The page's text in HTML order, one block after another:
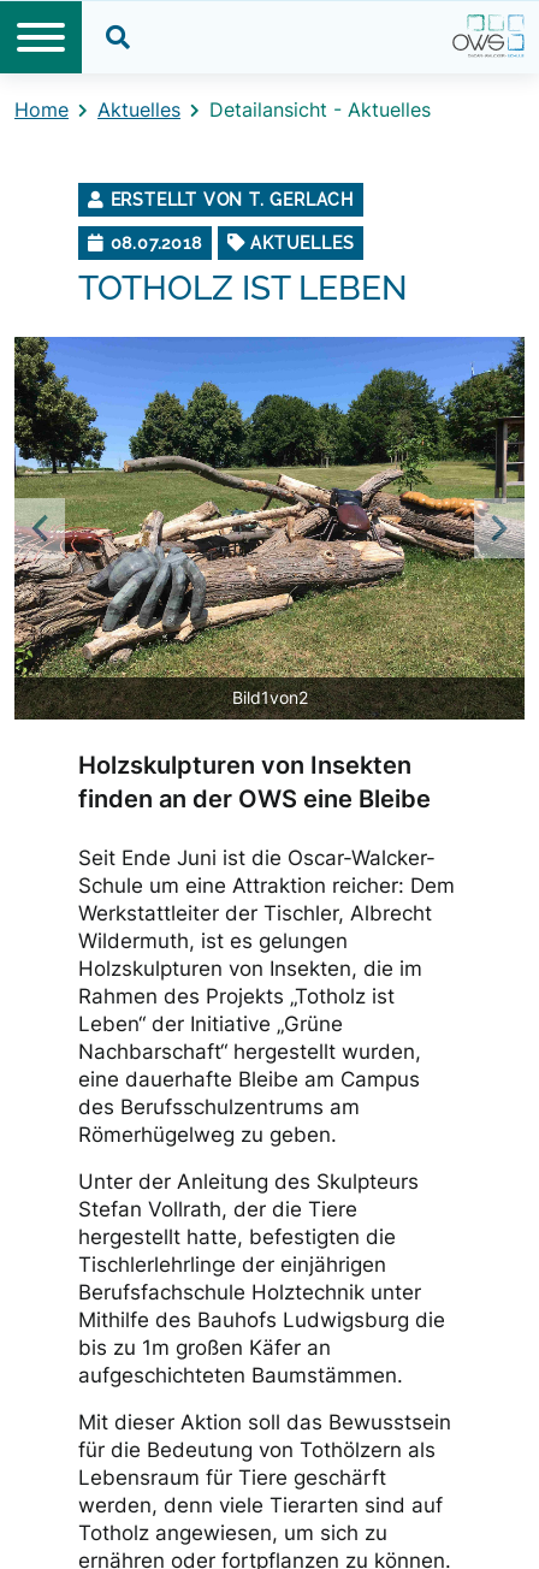
Home Aktuelles Detailansicht - Aktuelles
ERSTELLT VON T. GERLACH
08.07.2018 AKTUELLES
TOTHOLZ IST LEBEN
Bild1von2
Previous
Holzskulpturen von Insekten
finden an der OWS eine Bleibe
Seit Ende Juni ist die Oscar-Walcker-
Schule um eine Attraktion reicher: Dem
Werkstattleiter der Tischler, Albrecht
Wildermuth, ist es gelungen
Holzskulpturen von Insekten, die im
Rahmen des Projekts „Totholz ist
Leben“ der Initiative „Grüne
Nachbarschaft“ hergestellt wurden,
eine dauerhafte Bleibe am Campus
des Berufsschulzentrums am
Römerhügelweg zu geben.
Unter der Anleitung des Skulpteurs
Stefan Vollrath, der die Tiere
hergestellt hatte, befestigten die
Tischlerlehrlinge der einjährigen
Berufsfachschule Holztechnik unter
Mithilfe des Bauhofs Ludwigsburg die
bis zu 1m großen Käfer an
aufgeschichteten Baumstämmen.
Mit dieser Aktion soll das Bewusstsein
für die Bedeutung von Tothölzern als
Lebensraum für Tiere geschärft
werden, denn viele Tierarten sind auf
Totholz angewiesen, um sich zu
ernähren oder fortpflanzen zu können.